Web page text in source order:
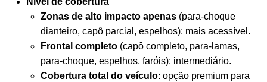
Zonas de alto impacto apenas (para-choque
dianteiro, capô parcial, espelhos): mais acessível.
Frontal completo (capô completo, para-lamas,
para-choque, espelhos, faróis): intermediário.
Cobertura total do veículo: opção premium para